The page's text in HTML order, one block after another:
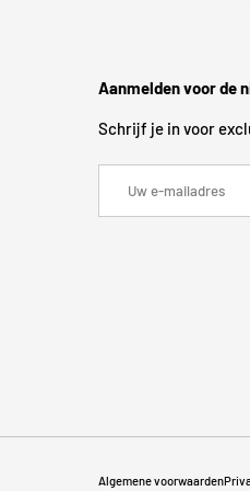
Aanmelden voor de
Schrijf je in voor
Algemene voorwaarden